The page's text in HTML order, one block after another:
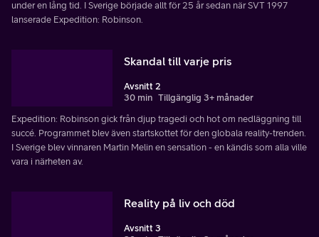
under en lång tid. I Sverige började allt för 25 år sedan när SVT 1997
lanserade Expedition: Robinson.
Skandal till varje pris
Avsnitt 2
30 min Tillgänglig 3+ månader
Expedition: Robinson gick från djup tragedi och hot om nedläggning till
succé. Programmet blev även startskottet för den globala reality-trenden.
I Sverige blev vinnaren Martin Melin en sensation - en kändis som alla ville
vara i närheten av.
Reality på liv och död
Avsnitt 3